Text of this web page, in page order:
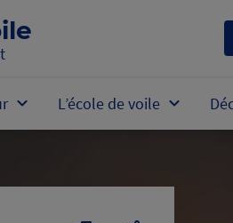
L’école de voile